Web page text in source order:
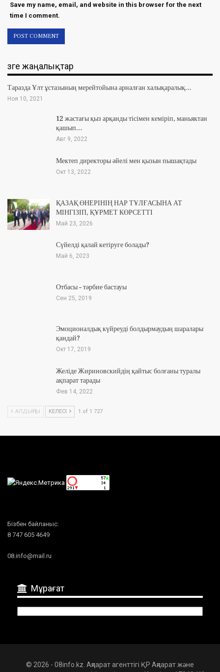
Save my name, email, and website in this browser for the next
time I comment.
Өзге жаңалықтар
Таразда Ұлт ұстазының мерейтойына арналған халықаралық…
Ноя 10, 2021
12 жастағы қыз арқанды тісімен кеміріп, маньяктан
қашып…
Авг 9, 2022
Мектеп директоры әйелі мен қызын пышақтады
Окт 13, 2022
ҚАЗАҚ ӨНЕРІНІҢ НАР ТҰЛҒАСЫНА АТ
МІНГІЗІП, ҚҰРМЕТ КӨРСЕТТІ
Май 23, 2026
Сүйелді қалай кетіруге болады?
Май 6, 2023
Отбасы – тәрбие бастауы
Сен 25, 2019
Эмоционалдық күйреуді болдырмаудың шаралары
қандай?
Окт 17, 2019
Желіде Жириновскийдің қайтыс болғаны туралы
ақпарат тарады
Фев 14, 2022
АЛДЫҢҒЫ КЕЛЕСІ 1 of 1 727
Бізбен байланыс:
8 747 605 4649
08.info@mail.ru
Мұрағат
© 2026 - 08info.kz. Ақпарат агенттігі ҚР Ақпарат және